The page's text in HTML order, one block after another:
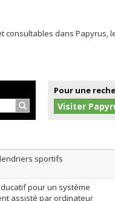
dans Papyrus,
Rechercher…
Pour une
Visiter
sportifs
pour un système
assisté par ordinateur